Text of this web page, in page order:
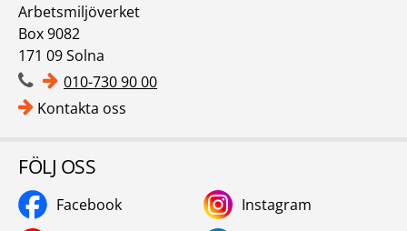
Arbetsmiljöverket
Box 9082
171 09 Solna
010-730 90 00
Kontakta oss
FÖLJ OSS
Facebook
Instagram